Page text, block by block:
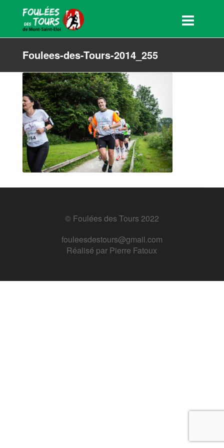
Foulees-des-Tours-2014_255
© Foulées des Tours 2022
fouleesdestours@gmail.com
Réalisé par Pierre Fatoux